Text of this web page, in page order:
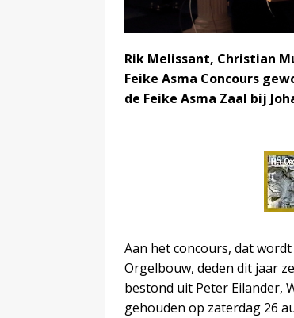
Rik Melissant, Christian
Feike Asma Concours
de Feike Asma Zaal bij
Aan het concours, dat
Orgelbouw, deden dit jaar
bestond uit Peter Eilander,
gehouden op zaterdag 26